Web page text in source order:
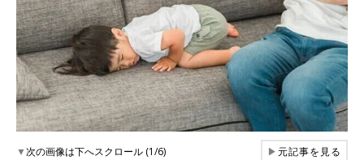
▼次の画像は下へスクロール (1/6) ▶元記事を見る